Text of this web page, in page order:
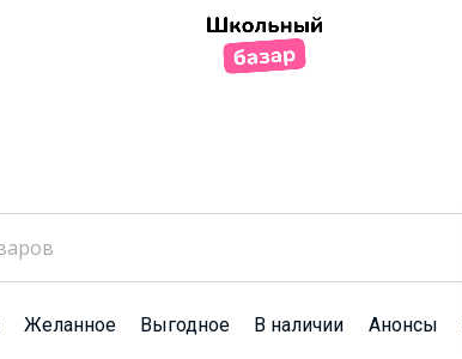
Желанное Выгодное В наличии Анонсы